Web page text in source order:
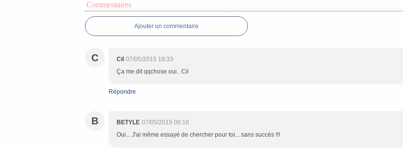
Commentaires
Ajouter un commentaire
C Cil 07/05/2015 18:33
Ça me dit qqchose oui.. Cil
Répondre
B BETYLE 07/05/2015 08:16
Oui... J'ai même essayé de chercher pour toi... sans succès !!!